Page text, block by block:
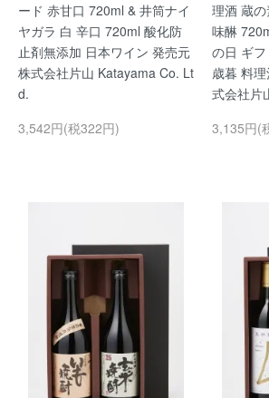
ード 赤甘口 720ml & 井筒ナイ
ヤガラ 白 辛口 720ml 酸化防
止剤無添加 日本ワイン 発売元
株式会社片山 Katayama Co. Lt
d.
3,542円(税322円)
理酒 蔵
味醂
の日 ギ
歳暮 料
式会社片
3,135円(